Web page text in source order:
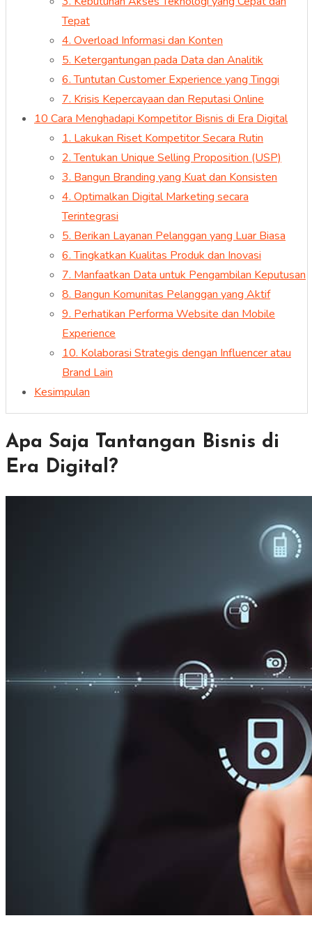
Tepat
4. Overload Informasi dan Konten
5. Ketergantungan pada Data dan Analitik
6. Tuntutan Customer Experience yang Tinggi
7. Krisis Kepercayaan dan Reputasi Online
10 Cara Menghadapi Kompetitor Bisnis di Era Digital
1. Lakukan Riset Kompetitor Secara Rutin
2. Tentukan Unique Selling Proposition (USP)
3. Bangun Branding yang Kuat dan Konsisten
4. Optimalkan Digital Marketing secara
Terintegrasi
5. Berikan Layanan Pelanggan yang Luar Biasa
6. Tingkatkan Kualitas Produk dan Inovasi
7. Manfaatkan Data untuk Pengambilan Keputusan
8. Bangun Komunitas Pelanggan yang Aktif
9. Perhatikan Performa Website dan Mobile
Experience
10. Kolaborasi Strategis dengan Influencer atau
Brand Lain
Kesimpulan
Apa Saja Tantangan Bisnis di
Era Digital?